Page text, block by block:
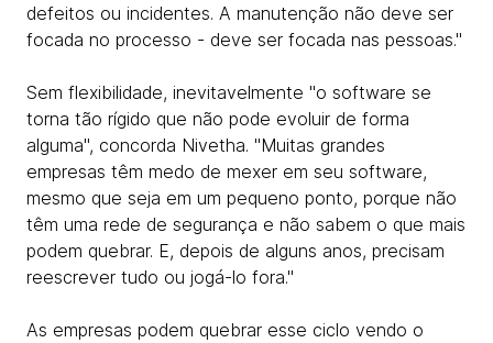
defeitos ou incidentes. A manutenção não deve ser
focada no processo - deve ser focada nas pessoas."
Sem flexibilidade, inevitavelmente "o software se
torna tão rígido que não pode evoluir de forma
alguma", concorda Nivetha. "Muitas grandes
empresas têm medo de mexer em seu software,
mesmo que seja em um pequeno ponto, porque não
têm uma rede de segurança e não sabem o que mais
podem quebrar. E, depois de alguns anos, precisam
reescrever tudo ou jogá-lo fora."
As empresas podem quebrar esse ciclo vendo o